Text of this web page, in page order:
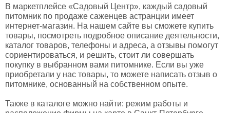
В маркетплейсе «Садовый Центр», каждый садовый
питомник по продаже саженцев астранции имеет
интернет-магазин. На нашем сайте вы сможете купить
товары, посмотреть подробное описание деятельности,
каталог товаров, телефоны и адреса, а отзывы помогут
сориентироваться, и решить, стоит ли совершать
покупку в выбранном вами питомнике. Если вы уже
приобретали у нас товары, то можете написать отзыв о
питомнике, основанный на собственном опыте.
Также в каталоге можно найти: режим работы и